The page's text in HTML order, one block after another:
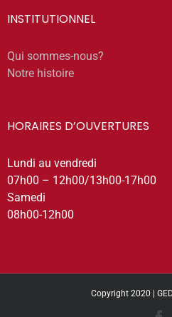
INSTITUTIONNEL
Qui sommes-nous?
Notre histoire
HORAIRES D’OUVERTURES
Lundi au vendredi
07h00 – 12h00/13h00-17h00
Samedi
08h00-12h00
Copyright 2020 |